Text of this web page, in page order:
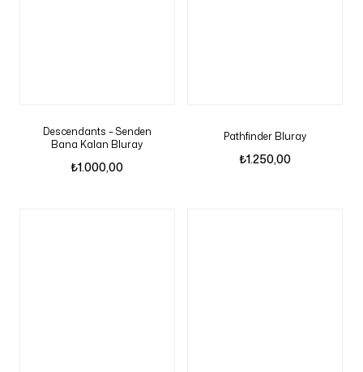
Descendants – Senden
Bana Kalan Bluray
₺1.000,00
Pathfinder Bluray
₺1.250,00